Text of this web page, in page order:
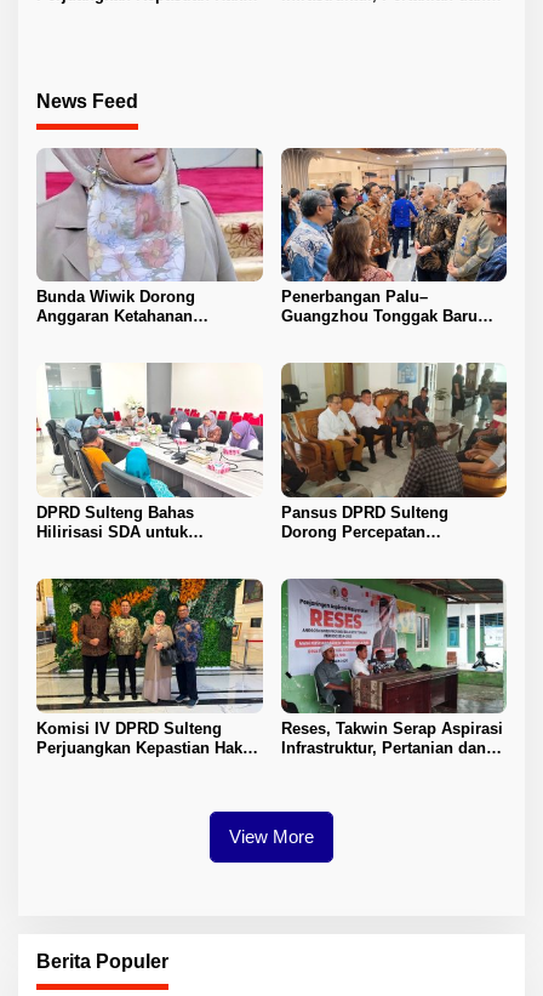
News Feed
Bunda Wiwik Dorong
Anggaran Ketahanan
Penerbangan Palu–
Guangzhou Tonggak Baru
DPRD Sulteng Bahas
Hilirisasi SDA untuk
Pansus DPRD Sulteng
Dorong Percepatan
Komisi IV DPRD Sulteng
Perjuangkan Kepastian Hak
Reses, Takwin Serap Aspirasi
Infrastruktur, Pertanian dan
View More
Berita Populer